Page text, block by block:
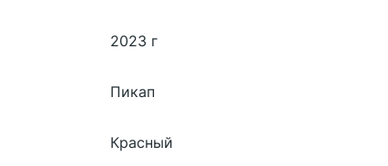
2023 г
Пикап
Красный